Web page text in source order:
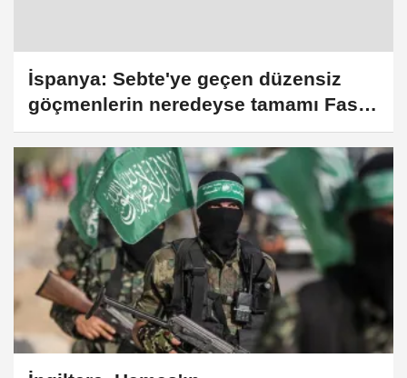
İspanya: Sebte'ye geçen düzensiz
göçmenlerin neredeyse tamamı Fas'a
geri döndü